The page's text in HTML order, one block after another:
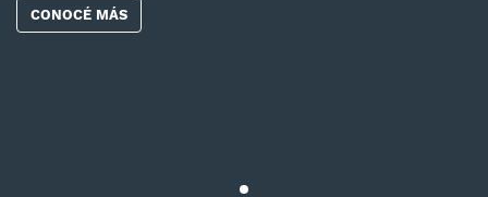
CONOCÉ MÁS